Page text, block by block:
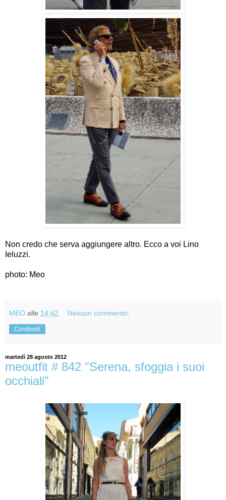
Non credo che serva aggiungere altro. Ecco a voi Lino
Ieluzzi.
photo: Meo
MEO alle 14:42 Nessun commento:
Condividi
martedì 28 agosto 2012
meoutfit # 842 "Serena, sfoggia i suoi
occhiali"